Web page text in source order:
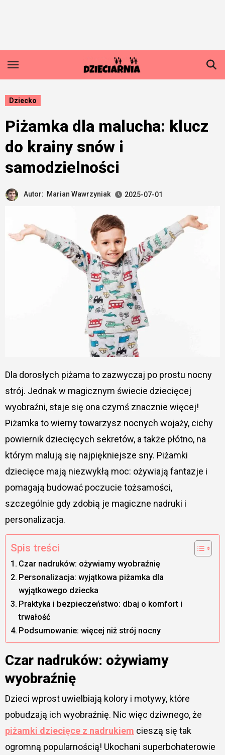
Dziecko
Piżamka dla malucha: klucz
do krainy snów i
samodzielności
Autor: Marian Wawrzyniak 2025-07-01
Dla dorosłych piżama to zazwyczaj po prostu nocny
strój. Jednak w magicznym świecie dziecięcej
wyobraźni, staje się ona czymś znacznie więcej!
Piżamka to wierny towarzysz nocnych wojaży, cichy
powiernik dziecięcych sekretów, a także płótno, na
którym malują się najpiękniejsze sny. Piżamki
dziecięce mają niezwykłą moc: ożywiają fantazje i
pomagają budować poczucie tożsamości,
szczególnie gdy zdobią je magiczne nadruki i
personalizacja.
Spis treści
Czar nadruków: ożywiamy wyobraźnię
Personalizacja: wyjątkowa piżamka dla
wyjątkowego dziecka
Praktyka i bezpieczeństwo: dbaj o komfort i
trwałość
Podsumowanie: więcej niż strój nocny
Czar nadruków: ożywiamy
wyobraźnię
Dzieci wprost uwielbiają kolory i motywy, które
pobudzają ich wyobraźnię. Nic więc dziwnego, że
piżamki dziecięce z nadrukiem cieszą się tak
ogromną popularnością! Ukochani superbohaterowie